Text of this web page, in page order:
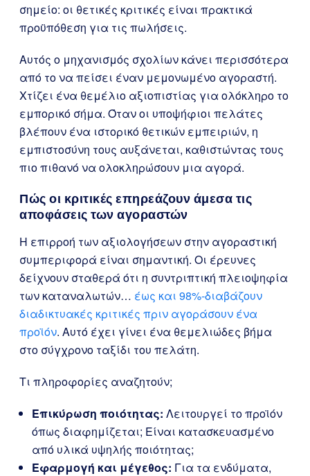
σημείο: οι θετικές κριτικές είναι πρακτικά
προϋπόθεση για τις πωλήσεις.
Αυτός ο μηχανισμός σχολίων κάνει περισσότερα
από το να πείσει έναν μεμονωμένο αγοραστή.
Χτίζει ένα θεμέλιο αξιοπιστίας για ολόκληρο το
εμπορικό σήμα. Όταν οι υποψήφιοι πελάτες
βλέπουν ένα ιστορικό θετικών εμπειριών, η
εμπιστοσύνη τους αυξάνεται, καθιστώντας τους
πιο πιθανό να ολοκληρώσουν μια αγορά.
Πώς οι κριτικές επηρεάζουν άμεσα τις
αποφάσεις των αγοραστών
Η επιρροή των αξιολογήσεων στην αγοραστική
συμπεριφορά είναι σημαντική. Οι έρευνες
δείχνουν σταθερά ότι η συντριπτική πλειοψηφία
των καταναλωτών… έως και 98%-διαβάζουν
διαδικτυακές κριτικές πριν αγοράσουν ένα
προϊόν. Αυτό έχει γίνει ένα θεμελιώδες βήμα
στο σύγχρονο ταξίδι του πελάτη.
Τι πληροφορίες αναζητούν;
Επικύρωση ποιότητας: Λειτουργεί το προϊόν
όπως διαφημίζεται; Είναι κατασκευασμένο
από υλικά υψηλής ποιότητας;
Εφαρμογή και μέγεθος: Για τα ενδύματα,